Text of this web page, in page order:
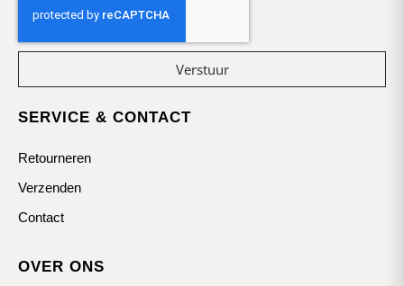
Verstuur
SERVICE & CONTACT
Retourneren
Verzenden
Contact
OVER ONS